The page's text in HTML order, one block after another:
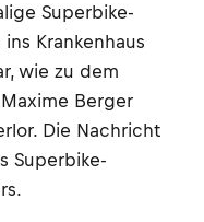
Superbike-
Krankenhaus
wie zu dem
Berger
Die Nachricht
Superbike-